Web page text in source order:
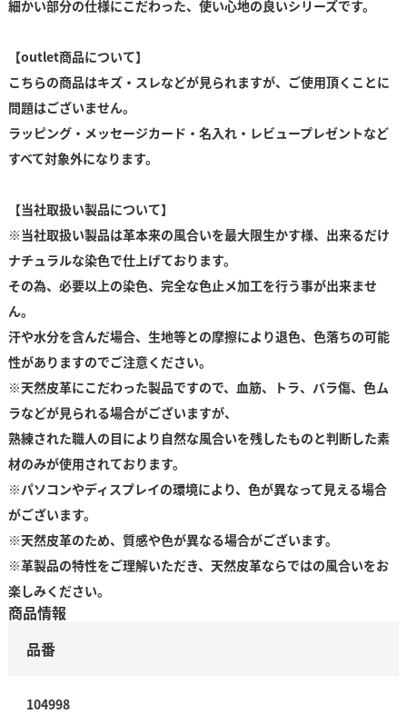
細かい部分の仕様にこだわった、使い心地の良いシリーズです。
【outlet商品について】
こちらの商品はキズ・スレなどが見られますが、ご使用頂くことに
問題はございません。
ラッピング・メッセージカード・名入れ・レビュープレゼントなど
すべて対象外になります。
【当社取扱い製品について】
※当社取扱い製品は革本来の風合いを最大限生かす様、出来るだけ
ナチュラルな染色で仕上げております。
その為、必要以上の染色、完全な色止メ加工を行う事が出来ませ
ん。
汗や水分を含んだ場合、生地等との摩擦により退色、色落ちの可能
性がありますのでご注意ください。
※天然皮革にこだわった製品ですので、血筋、トラ、バラ傷、色ム
ラなどが見られる場合がございますが、
熟練された職人の目により自然な風合いを残したものと判断した素
材のみが使用されております。
※パソコンやディスプレイの環境により、色が異なって見える場合
がございます。
※天然皮革のため、質感や色が異なる場合がございます。
※革製品の特性をご理解いただき、天然皮革ならではの風合いをお
楽しみください。
商品情報
品番
104998